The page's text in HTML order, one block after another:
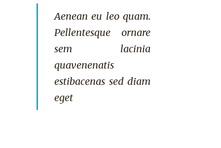
Aenean eu leo quam.
Pellentesque ornare
sem lacinia
quavenenatis
estibacenas sed diam
eget